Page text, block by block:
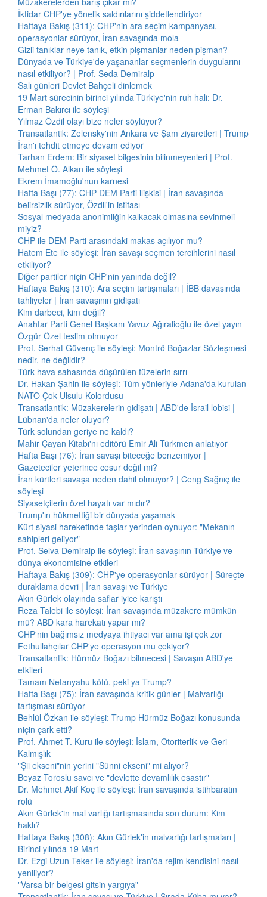
İktidar CHP'ye yönelik saldırılarını şiddetlendiriyor
Haftaya Bakış (311): CHP'nin ara seçim kampanyası,
operasyonlar sürüyor, İran savaşında mola
Gizli tanıklar neye tanık, etkin pişmanlar neden pişman?
Dünyada ve Türkiye'de yaşananlar seçmenlerin duygularını
nasıl etkiliyor? | Prof. Seda Demiralp
Salı günleri Devlet Bahçeli dinlemek
19 Mart sürecinin birinci yılında Türkiye'nin ruh hali: Dr.
Erman Bakırcı ile söyleşi
Yılmaz Özdil olayı bize neler söylüyor?
Transatlantik: Zelensky'nin Ankara ve Şam ziyaretleri | Trump
İran'ı tehdit etmeye devam ediyor
Tarhan Erdem: Bir siyaset bilgesinin bilinmeyenleri | Prof.
Mehmet Ö. Alkan ile söyleşi
Ekrem İmamoğlu'nun karnesi
Hafta Başı (77): CHP-DEM Parti ilişkisi | İran savaşında
belirsizlik sürüyor, Özdil'in istifası
Sosyal medyada anonimliğin kalkacak olmasına sevinmeli
miyiz?
CHP ile DEM Parti arasındaki makas açılıyor mu?
Hatem Ete ile söyleşi: İran savaşı seçmen tercihlerini nasıl
etkiliyor?
Diğer partiler niçin CHP'nin yanında değil?
Haftaya Bakış (310): Ara seçim tartışmaları | İBB davasında
tahliyeler | İran savaşının gidişatı
Kim darbeci, kim değil?
Anahtar Parti Genel Başkanı Yavuz Ağıralioğlu ile özel yayın
Özgür Özel teslim olmuyor
Prof. Serhat Güvenç ile söyleşi: Montrö Boğazlar Sözleşmesi
nedir, ne değildir?
Türk hava sahasında düşürülen füzelerin sırrı
Dr. Hakan Şahin ile söyleşi: Tüm yönleriyle Adana'da kurulan
NATO Çok Ulsulu Kolordusu
Transatlantik: Müzakerelerin gidişatı | ABD'de İsrail lobisi |
Lübnan'da neler oluyor?
Türk solundan geriye ne kaldı?
Mahir Çayan Kitabı'nı editörü Emir Ali Türkmen anlatıyor
Hafta Başı (76): İran savaşı biteceğe benzemiyor |
Gazeteciler yeterince cesur değil mi?
İran kürtleri savaşa neden dahil olmuyor? | Ceng Sağnıç ile
söyleşi
Siyasetçilerin özel hayatı var mıdır?
Trump'ın hükmettiği bir dünyada yaşamak
Kürt siyasi hareketinde taşlar yerinden oynuyor: "Mekanın
sahipleri geliyor"
Prof. Selva Demiralp ile söyleşi: İran savaşının Türkiye ve
dünya ekonomisine etkileri
Haftaya Bakış (309): CHP'ye operasyonlar sürüyor | Süreçte
duraklama devri | İran savaşı ve Türkiye
Akın Gürlek olayında saflar iyice karıştı
Reza Talebi ile söyleşi: İran savaşında müzakere mümkün
mü? ABD kara harekatı yapar mı?
CHP'nin bağımsız medyaya ihtiyacı var ama işi çok zor
Fethullahçılar CHP'ye operasyon mu çekiyor?
Transatlantik: Hürmüz Boğazı bilmecesi | Savaşın ABD'ye
etkileri
Tamam Netanyahu kötü, peki ya Trump?
Hafta Başı (75): İran savaşında kritik günler | Malvarlığı
tartışması sürüyor
Behlül Özkan ile söyleşi: Trump Hürmüz Boğazı konusunda
niçin çark etti?
Prof. Ahmet T. Kuru ile söyleşi: İslam, Otoriterlik ve Geri
Kalmışlık
"Şii ekseni"nin yerini "Sünni ekseni" mi alıyor?
Beyaz Toroslu savcı ve "devlette devamlılık esastır"
Dr. Mehmet Akif Koç ile söyleşi: İran savaşında istihbaratın
rolü
Akın Gürlek'in mal varlığı tartışmasında son durum: Kim
haklı?
Haftaya Bakış (308): Akın Gürlek'in malvarlığı tartışmaları |
Birinci yılında 19 Mart
Dr. Ezgi Uzun Teker ile söyleşi: İran'da rejim kendisini nasıl
yeniliyor?
"Varsa bir belgesi gitsin yargıya"